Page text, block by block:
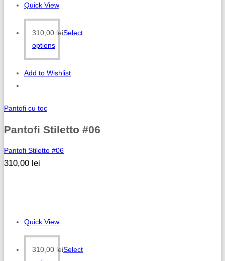
Quick View
310,00 leiSelect
options
Add to Wishlist
Pantofi cu toc
Pantofi Stiletto #06
Pantofi Stiletto #06
310,00 lei
Quick View
310,00 leiSelect